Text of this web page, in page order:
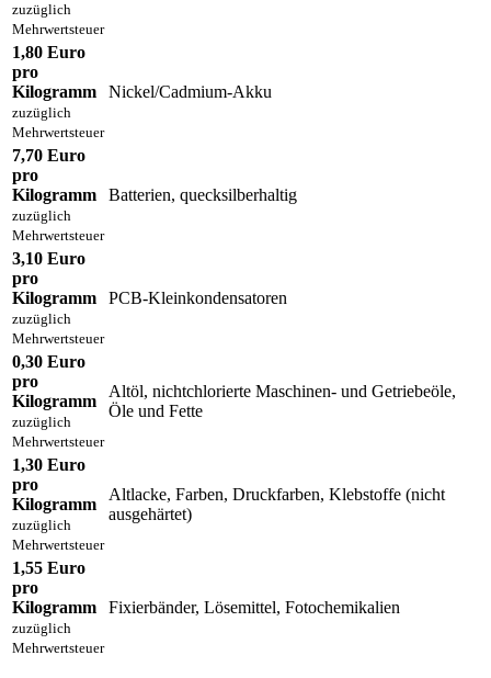
zuzüglich
Mehrwertsteuer
1,80 Euro
pro
Kilogramm
zuzüglich
Mehrwertsteuer
Nickel/Cadmium-Akku
7,70 Euro
pro
Kilogramm
zuzüglich
Mehrwertsteuer
Batterien, quecksilberhaltig
3,10 Euro
pro
Kilogramm
zuzüglich
Mehrwertsteuer
PCB-Kleinkondensatoren
0,30 Euro
pro
Kilogramm
zuzüglich
Mehrwertsteuer
Altöl, nichtchlorierte Maschinen- und Getriebeöle,
Öle und Fette
1,30 Euro
pro
Kilogramm
zuzüglich
Mehrwertsteuer
Altlacke, Farben, Druckfarben, Klebstoffe (nicht
ausgehärtet)
1,55 Euro
pro
Kilogramm
zuzüglich
Mehrwertsteuer
Fixierbänder, Lösemittel, Fotochemikalien